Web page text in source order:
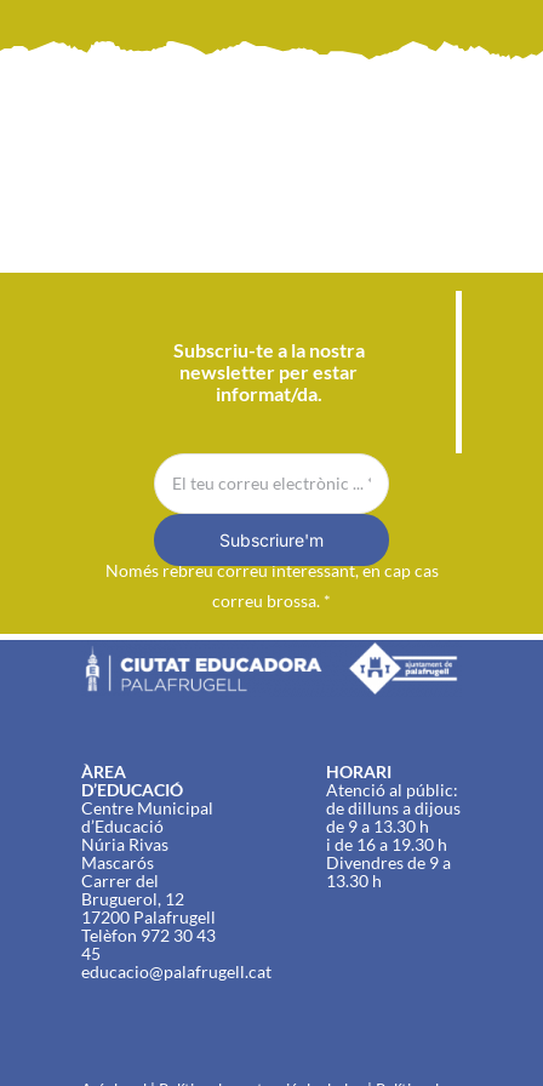
Subscriu-te a la nostra
newsletter per estar
informat/da.
Subscriure'm
Només rebreu correu interessant, en cap cas
correu brossa. *
ÀREA
D’EDUCACIÓ
Centre Municipal
d’Educació
Núria Rivas
Mascarós
Carrer del
Bruguerol, 12
17200 Palafrugell
Telèfon 972 30 43
45
educacio@palafrugell.cat
HORARI
Atenció al públic:
de dilluns a dijous
de 9 a 13.30 h
i de 16 a 19.30 h
Divendres de 9 a
13.30 h